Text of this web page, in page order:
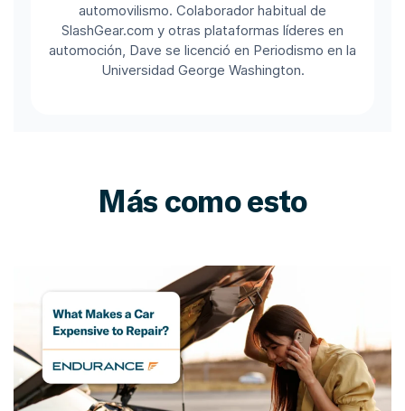
automovilismo. Colaborador habitual de
SlashGear.com y otras plataformas líderes en
automoción, Dave se licenció en Periodismo en la
Universidad George Washington.
Más como esto